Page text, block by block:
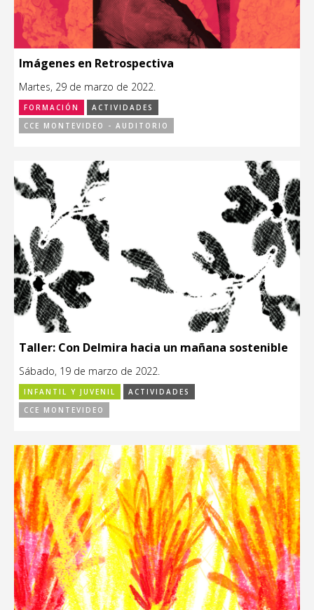
Imágenes en Retrospectiva
Martes, 29 de marzo de 2022.
FORMACIÓN
ACTIVIDADES
CCE MONTEVIDEO - AUDITORIO
Taller: Con Delmira hacia un mañana sostenible
Sábado, 19 de marzo de 2022.
INFANTIL Y JUVENIL
ACTIVIDADES
CCE MONTEVIDEO